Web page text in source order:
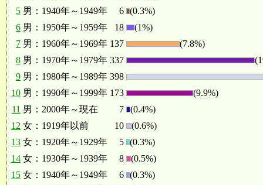
5 男：1940年～1949年 6 (0.3%)
6 男：1950年～1959年 18
(1%)
7 男：1960年～1969年 137
(7.8%)
8 男：1970年～1979年 337
9 男：1980年～1989年 398
10 男：1990年～1999年 173
(9.9%)
11 男：2000年～現在 7
(0.4%)
12 女：1919年以前 10
(0.6%)
13 女：1920年～1929年 5 (0.3%)
14 女：1930年～1939年 8
(0.5%)
15 女：1940年～1949年 6 (0.3%)